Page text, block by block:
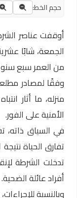
حجم الخط:
أوقفت عناصر
الجمعة، شابًا
من العمر سبع
وفقًا لمصادر
منزله، ما أثار
الأمنية على الفور.
في السياق ذاته،
تفارق الحياة
تدخلت الشرطة
أفراد عائلة الضحية.
وبالنسبة